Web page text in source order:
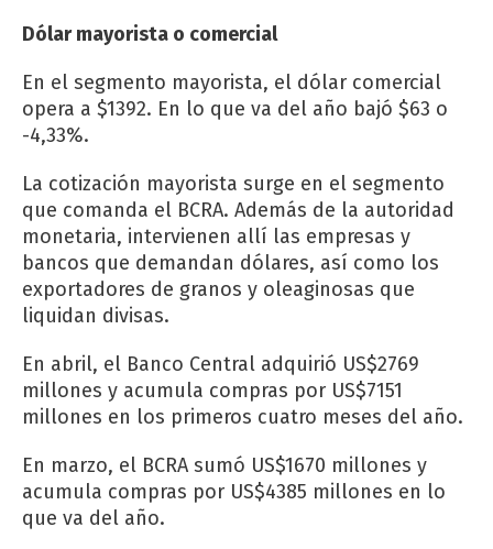
Dólar mayorista o comercial
En el segmento mayorista, el dólar comercial
opera a $1392. En lo que va del año bajó $63 o
-4,33%.
La cotización mayorista surge en el segmento
que comanda el BCRA. Además de la autoridad
monetaria, intervienen allí las empresas y
bancos que demandan dólares, así como los
exportadores de granos y oleaginosas que
liquidan divisas.
En abril, el Banco Central adquirió US$2769
millones y acumula compras por US$7151
millones en los primeros cuatro meses del año.
En marzo, el BCRA sumó US$1670 millones y
acumula compras por US$4385 millones en lo
que va del año.